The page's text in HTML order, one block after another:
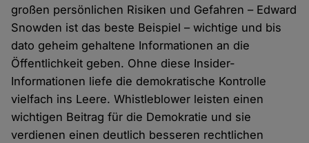
großen persönlichen Risiken und Gefahren – Edward
Snowden ist das beste Beispiel – wichtige und bis
dato geheim gehaltene Informationen an die
Öffentlichkeit geben. Ohne diese Insider-
Informationen liefe die demokratische Kontrolle
vielfach ins Leere. Whistleblower leisten einen
wichtigen Beitrag für die Demokratie und sie
verdienen einen deutlich besseren rechtlichen